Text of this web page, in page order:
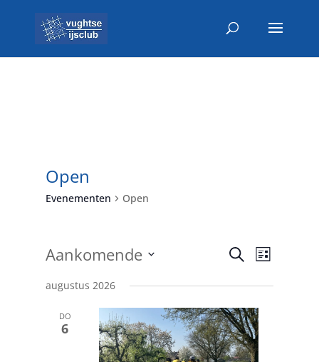
Open
Evenementen Open
Zoeken
en
navigatie
Zoeken
Lijst
Aankomende
een
augustus 2026
DO
6